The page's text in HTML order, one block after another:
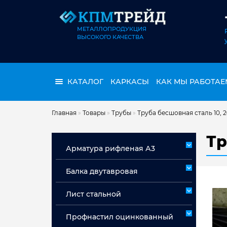
МЕТАЛЛОПРОДУКЦИЯ
ВЫСОКОГО КАЧЕСТВА
КАТАЛОГ КАРКАСЫ КАК МЫ
Главная » Товары » Трубы » Труба бесшовная сталь 10,
Арматура рифленая А3
Арматура мерная А3
Балка двутавровая
Лист стальной
Профнастил оцинкованный